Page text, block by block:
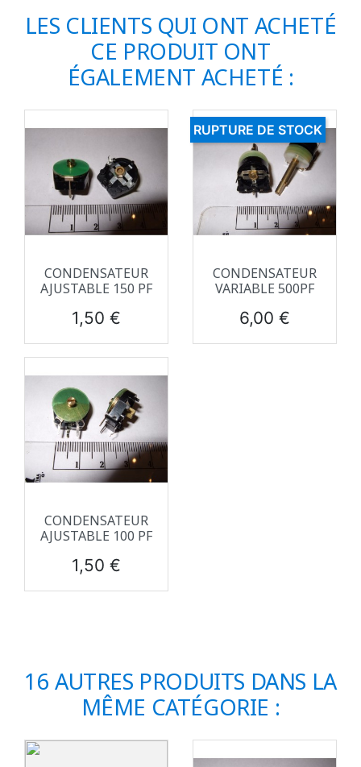
LES CLIENTS QUI ONT ACHETÉ
CE PRODUIT ONT
ÉGALEMENT ACHETÉ :
CONDENSATEUR
AJUSTABLE 150 PF
Prix
1,50 €
CONDENSATEUR
VARIABLE 500PF
Prix
6,00 €
RUPTURE DE STOCK
CONDENSATEUR
AJUSTABLE 100 PF
Prix
1,50 €
16 AUTRES PRODUITS DANS LA
MÊME CATÉGORIE :